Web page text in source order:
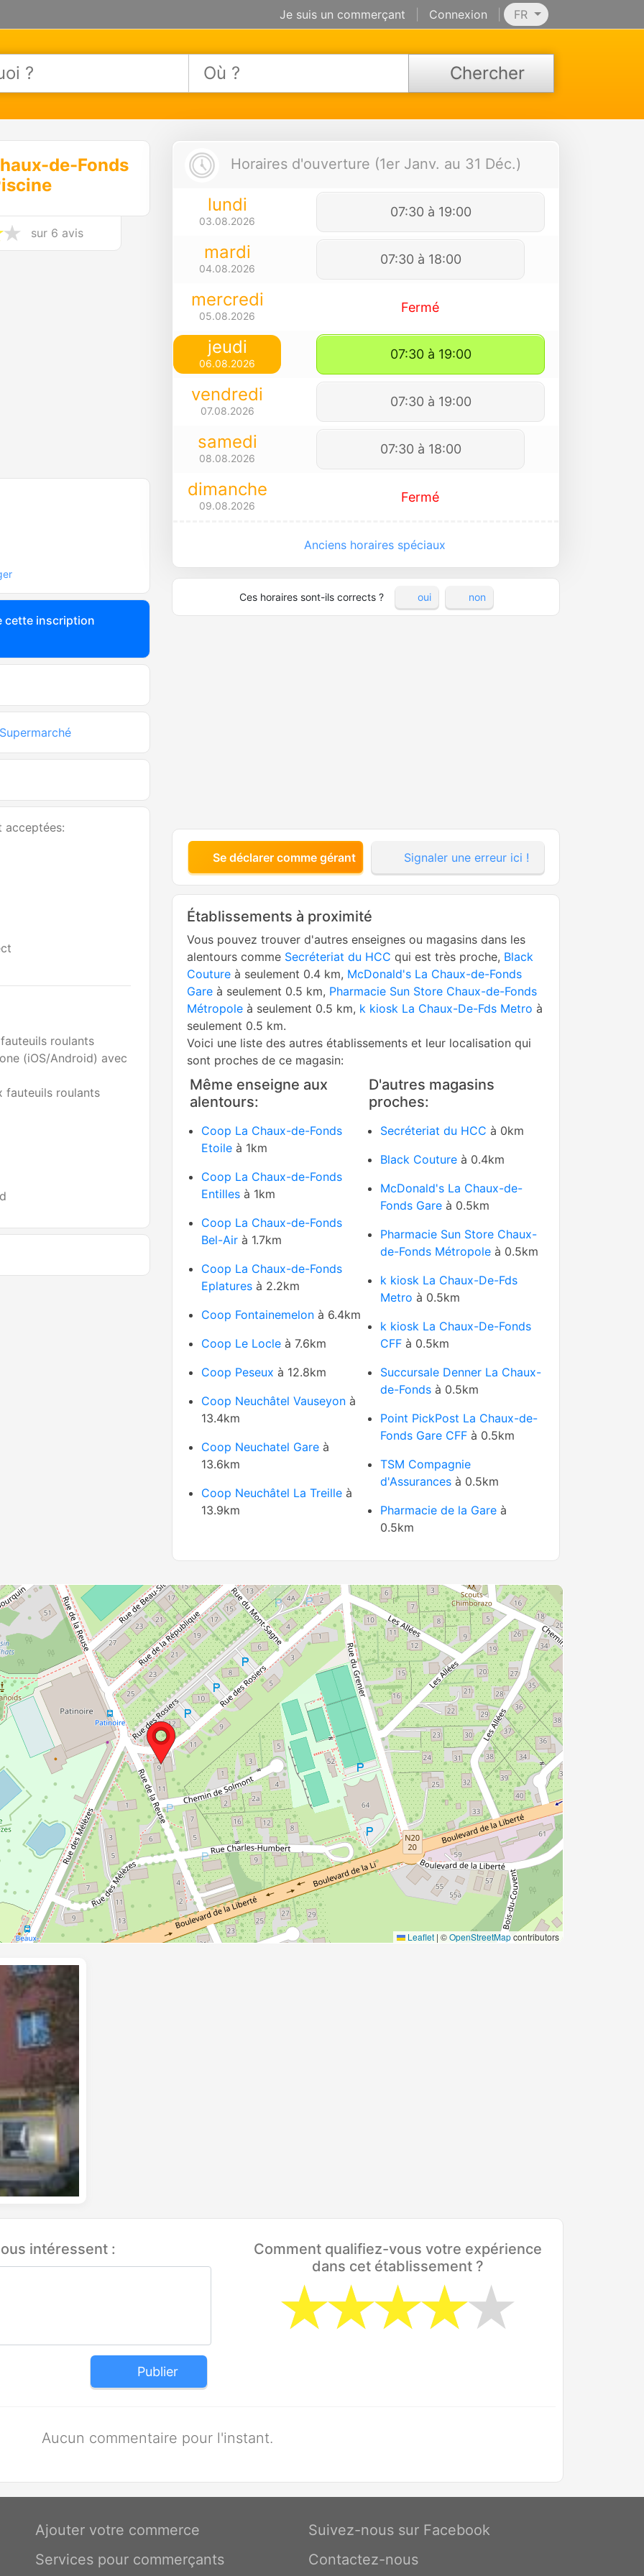
Je suis un commerçant Connexion FR
Chercher
de-Fonds
sur 6 avis
cette inscription
Supermarché
roulants
(iOS/Android) avec
fauteuils roulants
Horaires d'ouverture (1er Janv. au 31 Déc.)
lundi
03.08.2026
07:30 à 19:00
mardi
04.08.2026
07:30 à 18:00
mercredi
05.08.2026
Fermé
jeudi
06.08.2026
07:30 à 19:00
vendredi
07.08.2026
07:30 à 19:00
samedi
08.08.2026
07:30 à 18:00
dimanche
09.08.2026
Fermé
Anciens horaires spéciaux
Ces horaires sont-ils corrects ? oui non
Se déclarer comme gérant Signaler une erreur ici !
Établissements à proximité
Vous pouvez trouver d'autres enseignes ou magasins dans les
alentours comme Secréteriat du HCC qui est très proche, Black
Couture à seulement 0.4 km, McDonald's La Chaux-de-Fonds
Gare à seulement 0.5 km, Pharmacie Sun Store Chaux-de-Fonds
Métropole à seulement 0.5 km, k kiosk La Chaux-De-Fds Metro à
seulement 0.5 km.
Voici une liste des autres établissements et leur localisation qui
sont proches de ce magasin:
Même enseigne aux
alentours:
Coop La Chaux-de-Fonds
Etoile à 1km
Coop La Chaux-de-Fonds
Entilles à 1km
Coop La Chaux-de-Fonds
Bel-Air à 1.7km
Coop La Chaux-de-Fonds
Eplatures à 2.2km
Coop Fontainemelon à 6.4km
Coop Le Locle à 7.6km
Coop Peseux à 12.8km
Coop Neuchâtel Vauseyon à
13.4km
Coop Neuchatel Gare à
13.6km
Coop Neuchâtel La Treille à
13.9km
D'autres magasins
proches:
Secréteriat du HCC à 0km
Black Couture à 0.4km
McDonald's La Chaux-de-
Fonds Gare à 0.5km
Pharmacie Sun Store Chaux-
de-Fonds Métropole à 0.5km
k kiosk La Chaux-De-Fds
Metro à 0.5km
k kiosk La Chaux-De-Fonds
CFF à 0.5km
Succursale Denner La Chaux-
de-Fonds à 0.5km
Point PickPost La Chaux-de-
Fonds Gare CFF à 0.5km
TSM Compagnie
d'Assurances à 0.5km
Pharmacie de la Gare à
0.5km
Leaflet | ©OpenStreetMapcontributors
Comment qualifiez-vous votre expérience
dans cet établissement ?
intéressent :
Publier
Aucun commentaire pour l'instant.
Ajouter votre commerce
Services pour commerçants
Suivez-nous sur Facebook
Contactez-nous